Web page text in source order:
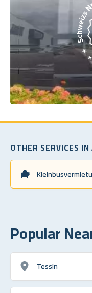
OTHER SERVICES IN
Popular
Tessin